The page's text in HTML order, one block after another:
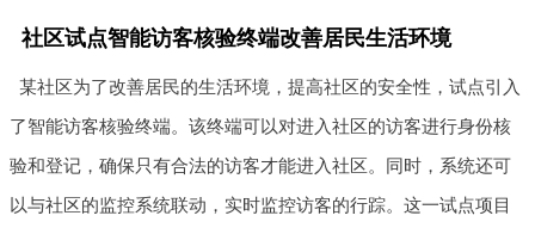
社区试点智能访客核验终端改善居民生活环境
某社区为了改善居民的生活环境，提高社区的安全性，试点引入
了智能访客核验终端。该终端可以对进入社区的访客进行身份核
验和登记，确保只有合法的访客才能进入社区。同时，系统还可
以与社区的监控系统联动，实时监控访客的行踪。这一试点项目